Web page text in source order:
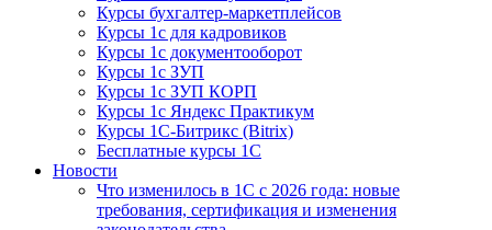
Курсы бухгалтер-маркетплейсов
Курсы 1с для кадровиков
Курсы 1с документооборот
Курсы 1с ЗУП
Курсы 1с ЗУП КОРП
Курсы 1с Яндекс Практикум
Курсы 1С-Битрикс (Bitrix)
Бесплатные курсы 1С
Новости
Что изменилось в 1С с 2026 года: новые
требования, сертификация и изменения